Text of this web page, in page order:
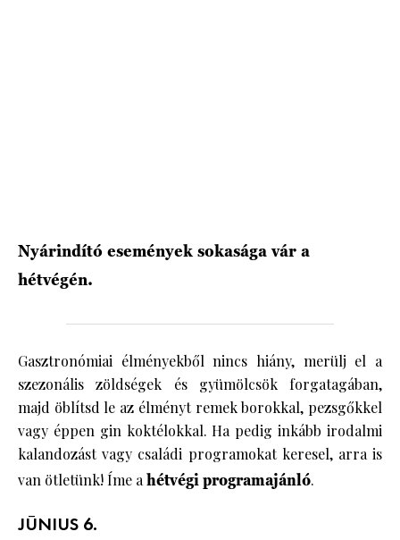
Nyárindító események sokasága vár a
hétvégén.
Gasztronómiai élményekből nincs hiány, merülj el a
szezonális zöldségek és gyümölcsök forgatagában,
majd öblítsd le az élményt remek borokkal, pezsgőkkel
vagy éppen gin koktélokkal. Ha pedig inkább irodalmi
kalandozást vagy családi programokat keresel, arra is
van ötletünk! Íme ahétvégi programajánló.
JÚNIUS 6.